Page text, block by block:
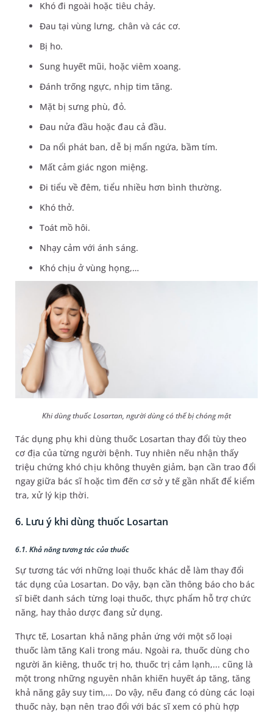
Khó đi ngoài hoặc tiêu chảy.
Đau tại vùng lưng, chân và các cơ.
Bị ho.
Sung huyết mũi, hoặc viêm xoang.
Đánh trống ngực, nhịp tim tăng.
Mặt bị sưng phù, đỏ.
Đau nửa đầu hoặc đau cả đầu.
Da nổi phát ban, dễ bị mẩn ngứa, bầm tím.
Mất cảm giác ngon miệng.
Đi tiểu về đêm, tiểu nhiều hơn bình thường.
Khó thở.
Toát mồ hôi.
Nhạy cảm với ánh sáng.
Khó chịu ở vùng họng,…
Khi dùng thuốc Losartan, người dùng có thể bị chóng mặt
Tác dụng phụ khi dùng thuốc Losartan thay đổi tùy theo
cơ địa của từng người bệnh. Tuy nhiên nếu nhận thấy
triệu chứng khó chịu không thuyên giảm, bạn cần trao đổi
ngay giữa bác sĩ hoặc tìm đến cơ sở y tế gần nhất để kiểm
tra, xử lý kịp thời.
6. Lưu ý khi dùng thuốc Losartan
6.1. Khả năng tương tác của thuốc
Sự tương tác với những loại thuốc khác dễ làm thay đổi
tác dụng của Losartan. Do vậy, bạn cần thông báo cho bác
sĩ biết danh sách từng loại thuốc, thực phẩm hỗ trợ chức
năng, hay thảo dược đang sử dụng.
Thực tế, Losartan khả năng phản ứng với một số loại
thuốc làm tăng Kali trong máu. Ngoài ra, thuốc dùng cho
người ăn kiêng, thuốc trị ho, thuốc trị cảm lạnh,... cũng là
một trong những nguyên nhân khiến huyết áp tăng, tăng
khả năng gây suy tim,... Do vậy, nếu đang có dùng các loại
thuốc này, bạn nên trao đổi với bác sĩ xem có phù hợp